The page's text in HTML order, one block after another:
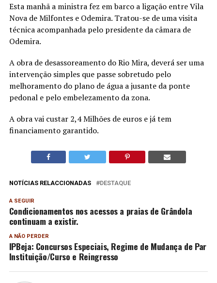
Esta manhã a ministra fez em barco a ligação entre Vila
Nova de Milfontes e Odemira. Tratou-se de uma visita
técnica acompanhada pelo presidente da câmara de
Odemira.
A obra de desassoreamento do Rio Mira, deverá ser uma
intervenção simples que passe sobretudo pelo
melhoramento do plano de água a jusante da ponte
pedonal e pelo embelezamento da zona.
A obra vai custar 2,4 Milhões de euros e já tem
financiamento garantido.
NOTÍCIAS RELACCIONADAS DESTAQUE
A SEGUIR
Condicionamentos nos acessos a praias de Grândola
continuam a existir.
A NÃO PERDER
IPBeja: Concursos Especiais, Regime de Mudança de Par
Instituição/Curso e Reingresso